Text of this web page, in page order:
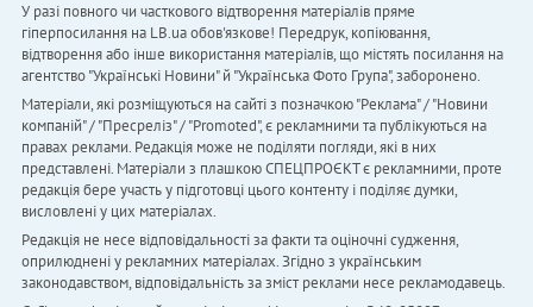
У разі повного чи часткового відтворення матеріалів пряме
гіперпосилання на LB.ua обов'язкове! Передрук, копіювання,
відтворення або інше використання матеріалів, що містять посилання на
агентство "Українськi Новини" й "Українська Фото Група", заборонено.
Матеріали, які розміщуються на сайті з позначкою "Реклама" / "Новини
компаній" / "Пресреліз" / "Promoted", є рекламними та публікуються на
правах реклами. Редакція може не поділяти погляди, які в них
представлені. Матеріали з плашкою СПЕЦПРОЄКТ є рекламними, проте
редакція бере участь у підготовці цього контенту і поділяє думки,
висловлені у цих матеріалах.
Редакція не несе відповідальності за факти та оціночні судження,
оприлюднені у рекламних матеріалах. Згідно з українським
законодавством, відповідальність за зміст реклами несе рекламодавець.